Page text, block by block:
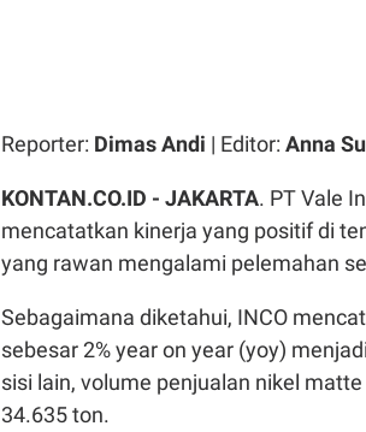
Reporter: Dimas Andi | Editor: Anna
KONTAN.CO.ID - JAKARTA. PT Vale
mencatatkan kinerja yang positif di
yang rawan mengalami pelemahan
Sebagaimana diketahui, INCO
sebesar 2% year on year (yoy)
sisi lain, volume penjualan nikel
34.635 ton.